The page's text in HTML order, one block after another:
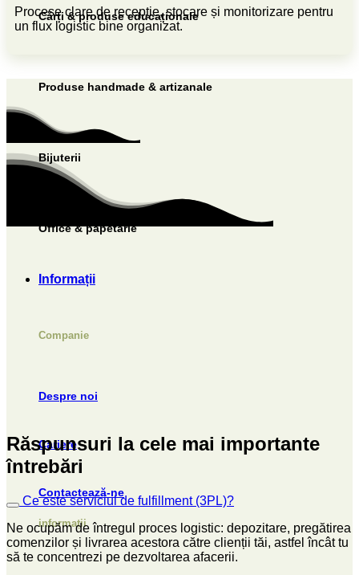
Cărți & produse educaționale
Produse handmade & artizanale
Bijuterii
Office & papetărie
Informații
Companie
Despre noi
Cariere
Contactează-ne
informații
Procese clare de recepție, stocare și monitorizare pentru
un flux logistic bine organizat.
Răspunsuri la cele mai importante
întrebări
Ce este serviciul de fulfillment (3PL)?
Ne ocupăm de întregul proces logistic: depozitare, pregătirea
comenzilor și livrarea acestora către clienții tăi, astfel încât tu
să te concentrezi pe dezvoltarea afacerii.